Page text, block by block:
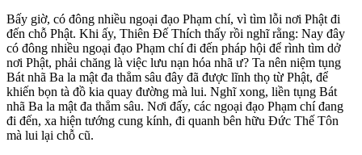
Bấy giờ, có đông nhiều ngoại đạo Phạm chí, vì tìm lỗi nơi Phật đi
đến chỗ Phật. Khi ấy, Thiên Đế Thích thấy rồi nghĩ rằng: Nay đây
có đông nhiều ngoại đạo Phạm chí đi đến pháp hội để rình tìm dở
nơi Phật, phải chăng là việc lưu nạn hóa nhã ư? Ta nên niệm tụng
Bát nhã Ba la mật đa thẳm sâu đây đã được lĩnh thọ từ Phật, để
khiến bọn tà đồ kia quay đường mà lui. Nghĩ xong, liền tụng Bát
nhã Ba la mật đa thẳm sâu. Nơi đấy, các ngoại đạo Phạm chí đang
đi đến, xa hiện tướng cung kính, đi quanh bên hữu Đức Thế Tôn
mà lui lại chỗ cũ.